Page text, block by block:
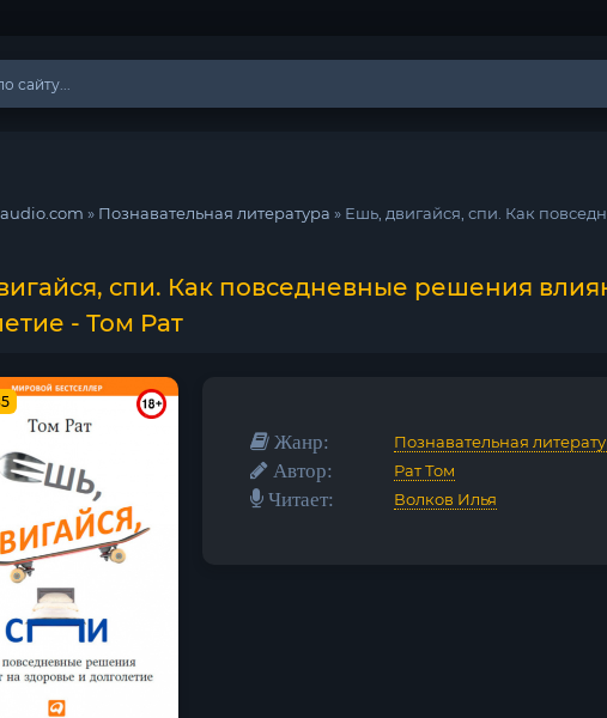
» Познавательная литература » Ешь, двигайся, спи. Как повседневные решения
спи. Как повседневные решения
- Том Рат
Жанр: Познавательная
Автор: Рат Том
Читает: Волков Илья